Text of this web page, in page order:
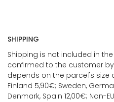
SHIPPING
Shipping is not included in
confirmed to the customer
depends on the parcel's size
Finland 5,90€; Sweden,
Denmark, Spain 12,00€; Non-